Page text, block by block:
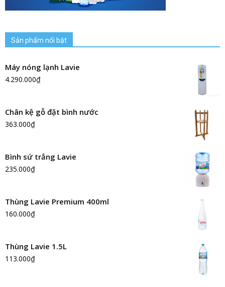
Sản phẩm nổi bật
Máy nóng lạnh Lavie
4.290.000₫
Chân kệ gỗ đặt bình nước
363.000₫
Bình sứ trắng Lavie
235.000₫
Thùng Lavie Premium 400ml
160.000₫
Thùng Lavie 1.5L
113.000₫